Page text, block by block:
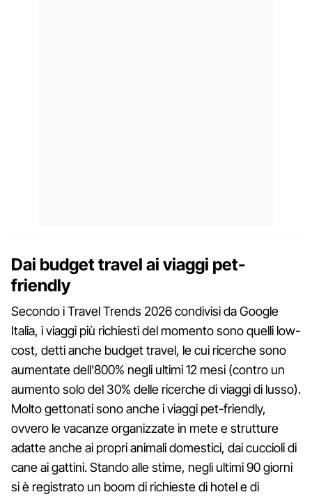
Dai budget travel ai viaggi pet-
friendly
Secondo i Travel Trends 2026 condivisi da Google
Italia, i viaggi più richiesti del momento sono quelli low-
cost, detti anche budget travel, le cui ricerche sono
aumentate dell'800% negli ultimi 12 mesi (contro un
aumento solo del 30% delle ricerche di viaggi di lusso).
Molto gettonati sono anche i viaggi pet-friendly,
ovvero le vacanze organizzate in mete e strutture
adatte anche ai propri animali domestici, dai cuccioli di
cane ai gattini. Stando alle stime, negli ultimi 90 giorni
si è registrato un boom di richieste di hotel e di